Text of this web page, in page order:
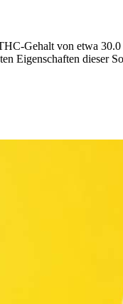
Gehalt von etwa
Eigenschaften dieser